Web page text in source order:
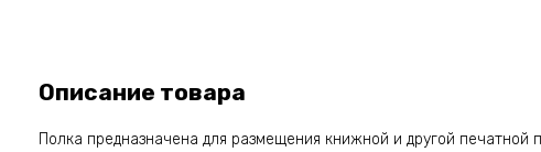
Описание товара
Полка предназначена для размещения книжной и другой печатной